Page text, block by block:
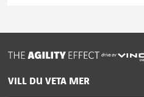
drivs av
VILL DU VETA MER